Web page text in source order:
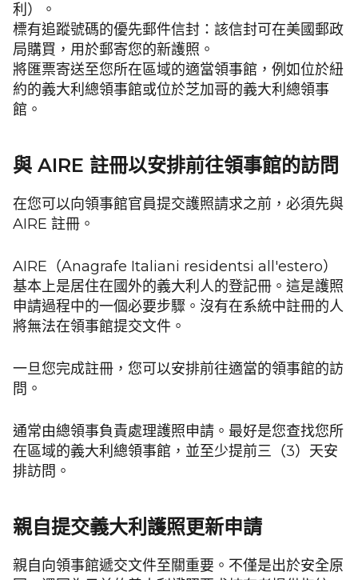
利）。
標有追蹤號碼的優先郵件信封：該信封可在美國郵政
局購買，用於郵寄您的新護照。
將匯票寄送至您所在區域的適當領事館，例如位於紐
約的義大利總領事館或位於芝加哥的義大利總領事
館。
與 AIRE 註冊以安排前往領事館的訪問
在您可以向領事館官員提交護照請求之前，必須先與
AIRE 註冊。
AIRE（Anagrafe Italiani residentsi all'estero）
基本上是居住在國外的義大利人的登記冊。這是護照
申請過程中的一個必要步驟。沒有在系統中註冊的人
將無法在領事館提交文件。
一旦您完成註冊，您可以安排前往適當的領事館的訪
問。
通常由總領事負責處理護照申請。最好是您查找您所
在區域的義大利總領事館，並至少提前三（3）天安
排訪問。
親自提交義大利護照更新申請
親自向領事館遞交文件至關重要。不僅是出於安全原